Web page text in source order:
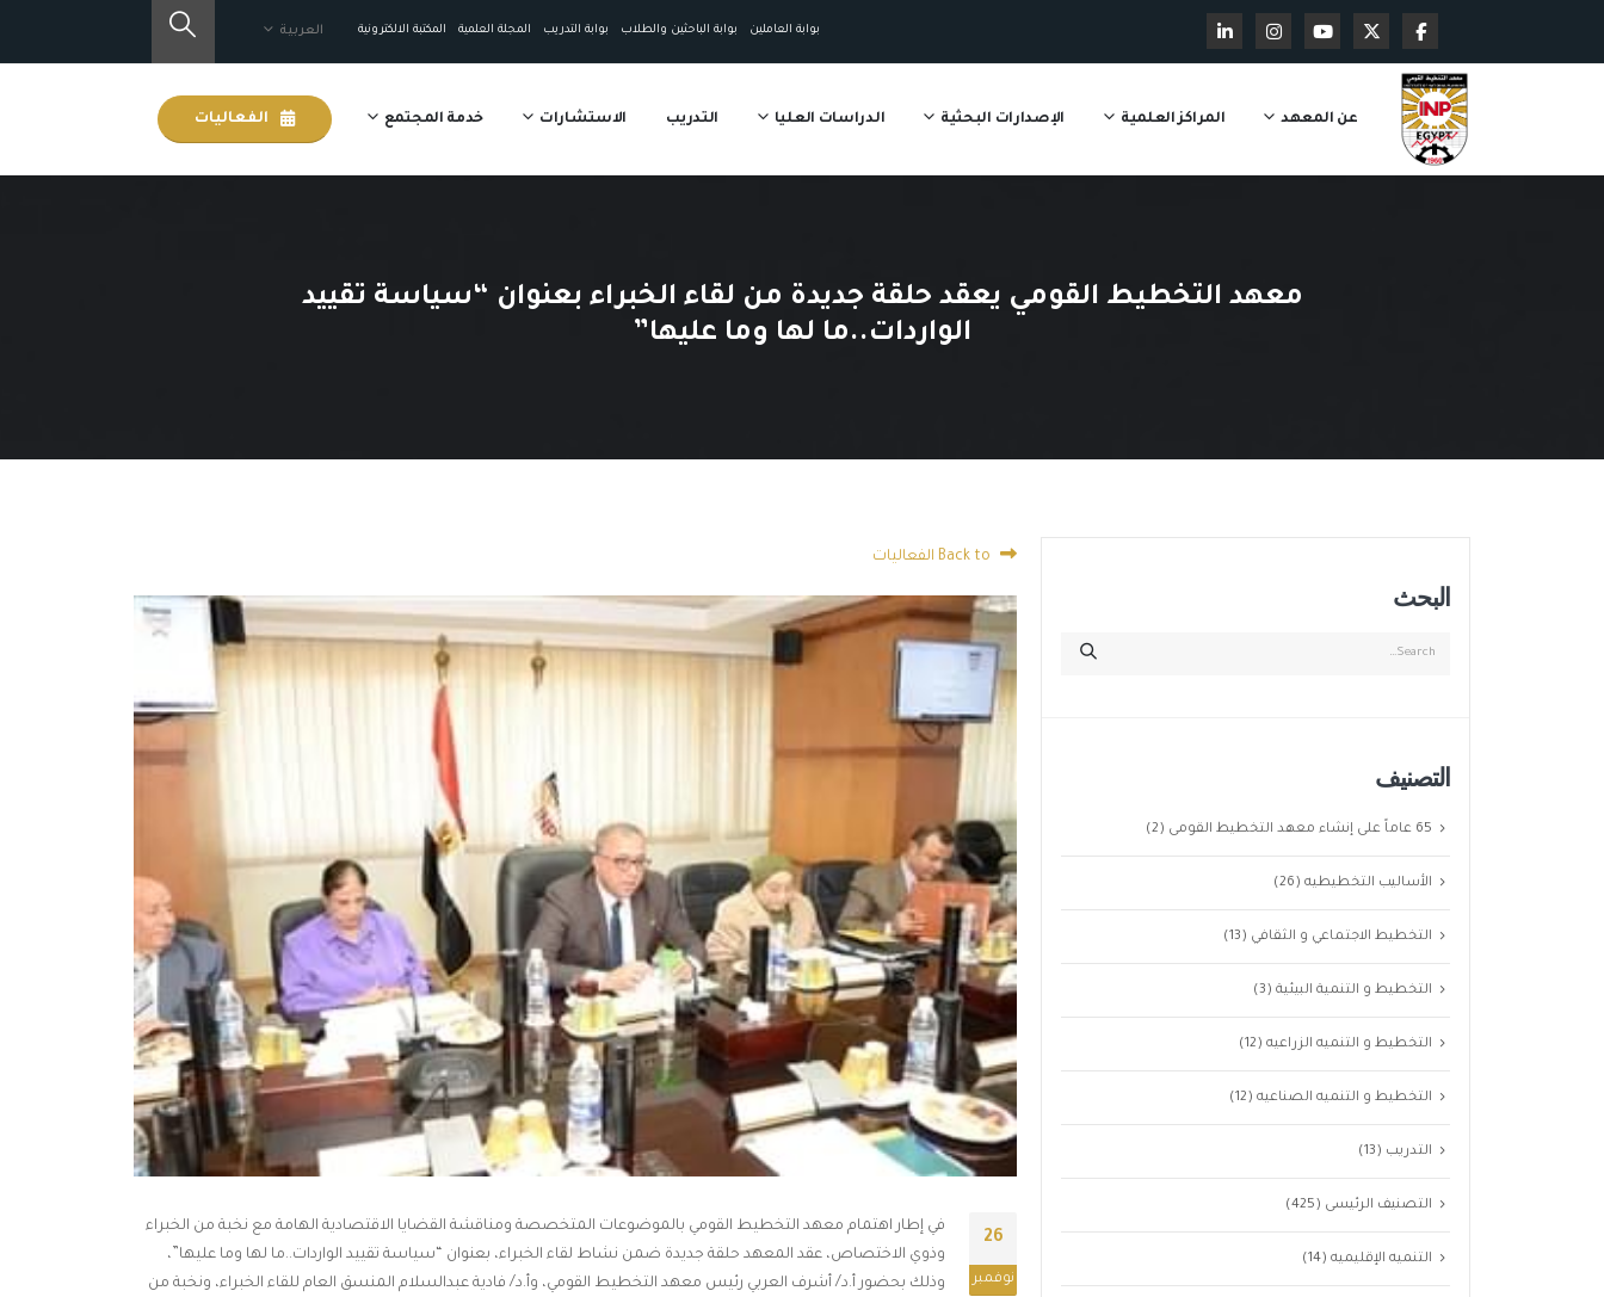
بوابة العاملين بوابة الباحثين والطلاب بوابة التدريب المجلة العلمية المكتبة الالكترونية العربية
عن المعهد المراكز العلمية الإصدارات البحثية الدراسات العليا التدريب الاستشارات خدمة المجتمع الفعاليات
معهد التخطيط القومي يعقد حلقة جديدة من لقاء الخبراء بعنوان “سياسة تقييد
الواردات..ما لها وما عليها”
26
نوفمبر
في إطار اهتمام معهد التخطيط القومي بالموضوعات المتخصصة ومناقشة القضايا الاقتصادية الهامة مع نخبة من الخبراء
وذوي الاختصاص، عقد المعهد حلقة جديدة ضمن نشاط لقاء الخبراء، بعنوان “سياسة تقييد الواردات..ما لها وما عليها”،
وذلك بحضور أ.د/ أشرف العربي رئيس معهد التخطيط القومي، وأ.د/ فادية عبدالسلام المنسق العام للقاء الخبراء، ونخبة من
البحث
التصنيف
65 عاماً على إنشاء معهد التخطيط القومى (2)
الأساليب التخطيطيه (26)
التخطيط الاجتماعي و الثقافي (13)
التخطيط و التنمية البيئية (3)
التخطيط و التنميه الزراعيه (12)
التخطيط و التنميه الصناعيه (12)
التدريب (13)
التصنيف الرئيسى (425)
التنميه الإقليميه (14)